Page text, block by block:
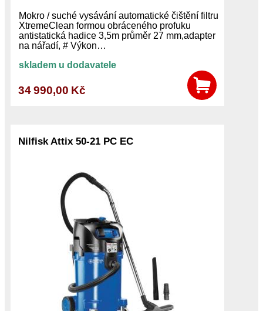
Mokro / suché vysávání automatické čištění filtru
XtremeClean formou obráceného profuku
antistatická hadice 3,5m průměr 27 mm,adapter
na nářadí, # Výkon…
skladem u dodavatele
34 990,00 Kč
Nilfisk Attix 50-21 PC EC